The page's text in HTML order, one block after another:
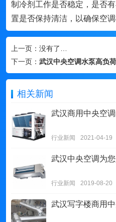
制冷剂工作是否稳定，是否
置是否保持清洁，以确保空
上一页： 没有了…
下一页： 武汉中央空调水泵高负
相关新闻
武汉商用中央空
行业新闻 2021-04-19
武汉中央空调为
行业新闻 2019-08-20
武汉写字楼商用